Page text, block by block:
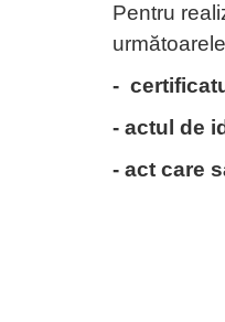
Pentru
următoarele
-
- actul de
- act care